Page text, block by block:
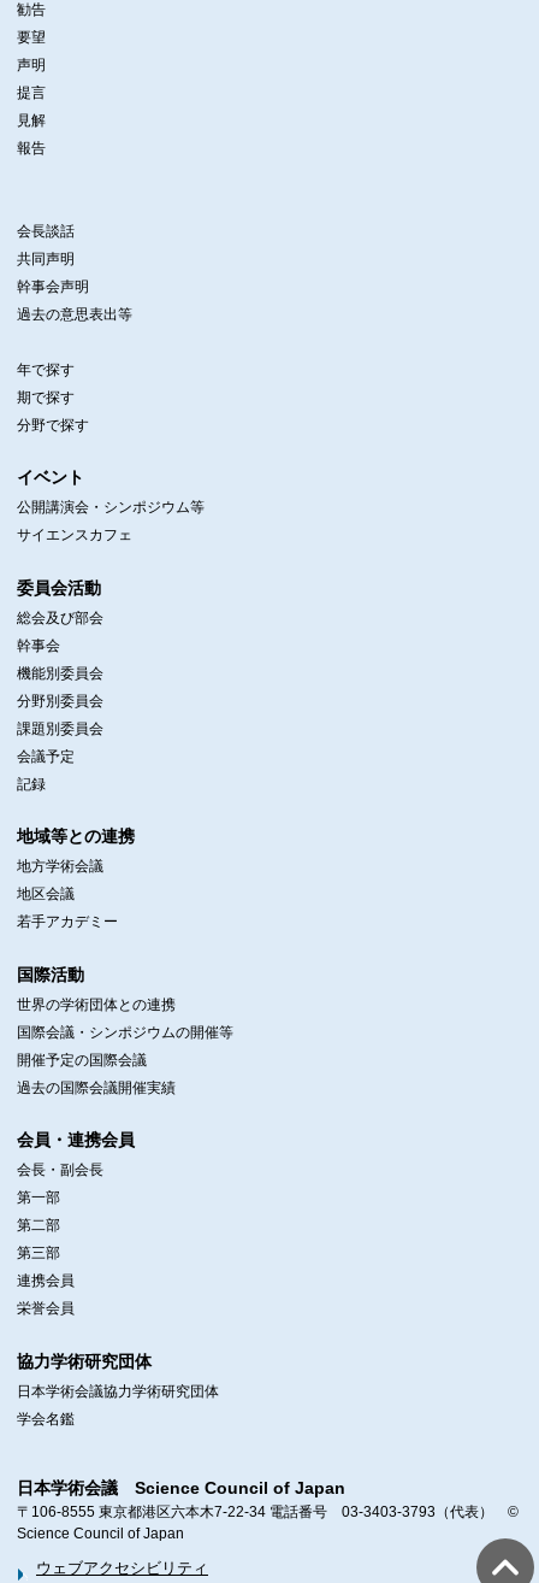
勧告
要望
声明
提言
見解
報告
会長談話
共同声明
幹事会声明
過去の意思表出等
年で探す
期で探す
分野で探す
イベント
公開講演会・シンポジウム等
サイエンスカフェ
委員会活動
総会及び部会
幹事会
機能別委員会
分野別委員会
課題別委員会
会議予定
記録
地域等との連携
地方学術会議
地区会議
若手アカデミー
国際活動
世界の学術団体との連携
国際会議・シンポジウムの開催等
開催予定の国際会議
過去の国際会議開催実績
会員・連携会員
会長・副会長
第一部
第二部
第三部
連携会員
栄誉会員
協力学術研究団体
日本学術会議協力学術研究団体
学会名鑑
日本学術会議 Science Council of Japan
〒106-8555 東京都港区六本木7-22-34 電話番号 03-3403-3793（代表） ©
Science Council of Japan
ウェブアクセシビリティ